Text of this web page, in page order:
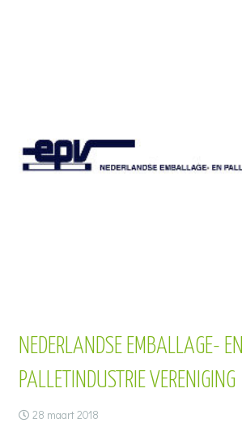
NEDERLANDSE EMBALLAGE- EN
PALLETINDUSTRIE VERENIGING
28 maart 2018